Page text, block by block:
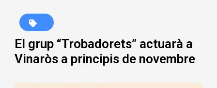
El grup “Trobadorets” actuarà a
Vinaròs a principis de novembre